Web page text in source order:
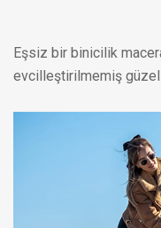
Eşsiz bir binicilik
evcilleştirilmemiş